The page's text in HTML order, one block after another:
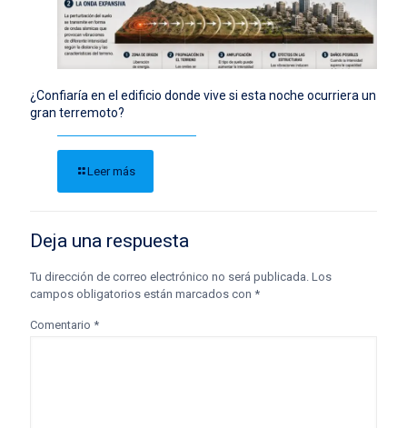
¿Confiaría en el edificio donde vive si esta noche ocurriera un
gran terremoto?
Leer más
Deja una respuesta
Tu dirección de correo electrónico no será publicada. Los
campos obligatorios están marcados con *
Comentario *